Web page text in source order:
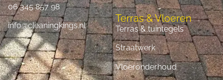
06 345 857 98
info@cleaningkings.nl
Terras & Vloeren
Terras & tuintegels
Straatwerk
Vloeronderhoud